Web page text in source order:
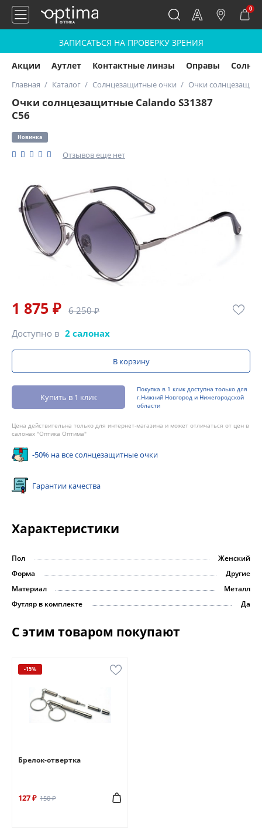
0
ЗАПИСАТЬСЯ НА ПРОВЕРКУ ЗРЕНИЯ
Акции Аутлет Контактные линзы Оправы
Главная Каталог Солнцезащитные очки Очки
Очки солнцезащитные Calando S31387
C56
Новинка
Отзывов еще нет
1 875 ₽ 6 250 ₽
Доступно в 2 салонах
В корзину
Купить в 1 клик
Покупка в 1 клик доступна только для
г.Нижний Новгород и Нижегородской
области
Цена действительна только для интернет-магазина и может отличаться от цен в
салонах "Оптика Оптима"
-50% на все солнцезащитные очки
Гарантии качества
Характеристики
Пол
Женский
Форма
Другие
Материал
Металл
Футляр в комплекте
Да
С этим товаром покупают
-15%
Брелок-отвертка
127 ₽ 150 ₽